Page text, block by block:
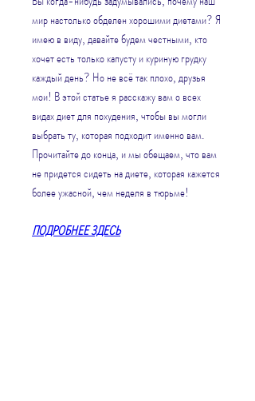
мир настолько обделен хорошими диетами? Я
имею в виду, давайте будем честными, кто
хочет есть только капусту и куриную грудку
каждый день? Но не всё так плохо, друзья
мои! В этой статье я расскажу вам о всех
видах диет для похудения, чтобы вы могли
выбрать ту, которая подходит именно вам.
Прочитайте до конца, и мы обещаем, что вам
не придется сидеть на диете, которая кажется
более ужасной, чем неделя в тюрьме!
ПОДРОБНЕЕ ЗДЕСЬ